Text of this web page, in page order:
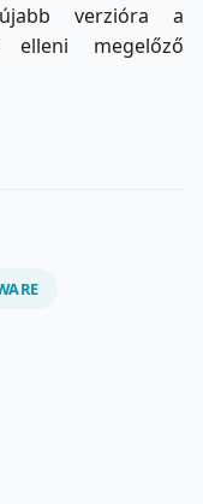
verzióra a
elleni megelőző